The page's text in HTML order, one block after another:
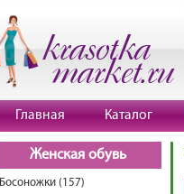
Главная Каталог
Женская обувь
Босоножки (157)